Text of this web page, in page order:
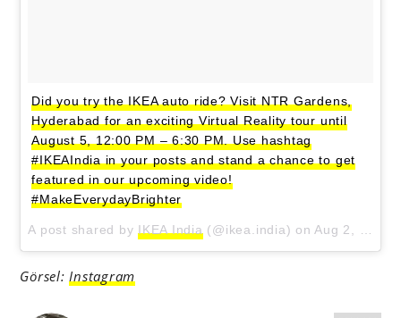
Did you try the IKEA auto ride? Visit NTR Gardens,
Hyderabad for an exciting Virtual Reality tour until
August 5, 12:00 PM – 6:30 PM. Use hashtag
#IKEAIndia in your posts and stand a chance to get
featured in our upcoming video!
#MakeEverydayBrighter
A post shared byIKEA India(@ikea.india) onAug 2, 2018 at 5:34am PDT
Görsel:Instagram